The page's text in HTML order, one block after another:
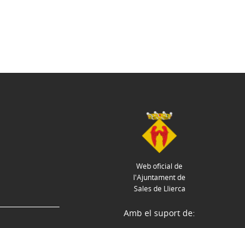
Web oficial de
l'Ajuntament de
Sales de Llierca
Amb el suport de: